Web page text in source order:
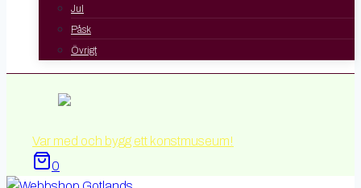
Jul
Påsk
Övrigt
Var med och bygg ett konstmuseum!
0